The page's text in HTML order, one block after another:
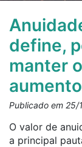
define,
manter
aumento
Publicado em 25/
O valor de
a principal